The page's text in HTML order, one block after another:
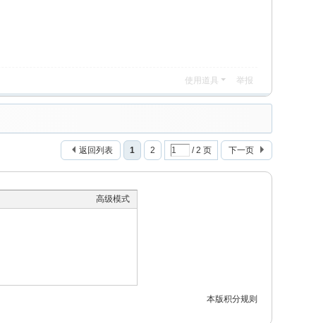
使用道具 举报
1 2 / 2 页 下一页
返回列表
高级模式
本版积分规则